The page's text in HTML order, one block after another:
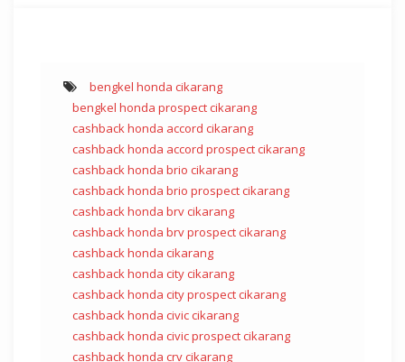
bengkel honda cikarang
bengkel honda prospect cikarang
cashback honda accord cikarang
cashback honda accord prospect cikarang
cashback honda brio cikarang
cashback honda brio prospect cikarang
cashback honda brv cikarang
cashback honda brv prospect cikarang
cashback honda cikarang
cashback honda city cikarang
cashback honda city prospect cikarang
cashback honda civic cikarang
cashback honda civic prospect cikarang
cashback honda crv cikarang